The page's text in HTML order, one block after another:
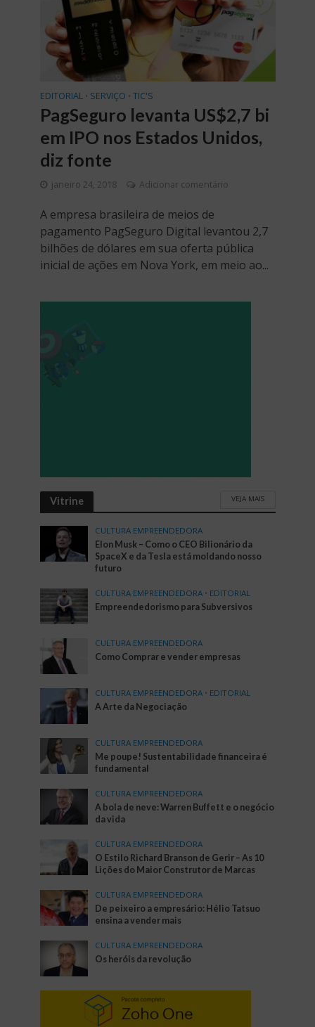
EDITORIAL • SERVIÇO • TIC'S
PagSeguro levanta US$2,7 bi
em IPO nos Estados Unidos,
diz fonte
janeiro 24, 2018 Adicionar comentário
A empresa brasileira de meios de
pagamento PagSeguro Digital levantou 2,7
bilhões de dólares em sua oferta pública
inicial de ações em Nova York, em meio ao...
Vitrine VEJA MAIS
CULTURA EMPREENDEDORA
Elon Musk – Como o CEO Bilionário da
SpaceX e da Tesla está moldando nosso
futuro
CULTURA EMPREENDEDORA • EDITORIAL
Empreendedorismo para Subversivos
CULTURA EMPREENDEDORA
Como Comprar e vender empresas
CULTURA EMPREENDEDORA • EDITORIAL
A Arte da Negociação
CULTURA EMPREENDEDORA
Me poupe! Sustentabilidade financeira é
fundamental
CULTURA EMPREENDEDORA
A bola de neve: Warren Buffett e o negócio
da vida
CULTURA EMPREENDEDORA
O Estilo Richard Branson de Gerir – As 10
Lições do Maior Construtor de Marcas
CULTURA EMPREENDEDORA
De peixeiro a empresário: Hélio Tatsuo
ensina a vender mais
CULTURA EMPREENDEDORA
Os heróis da revolução